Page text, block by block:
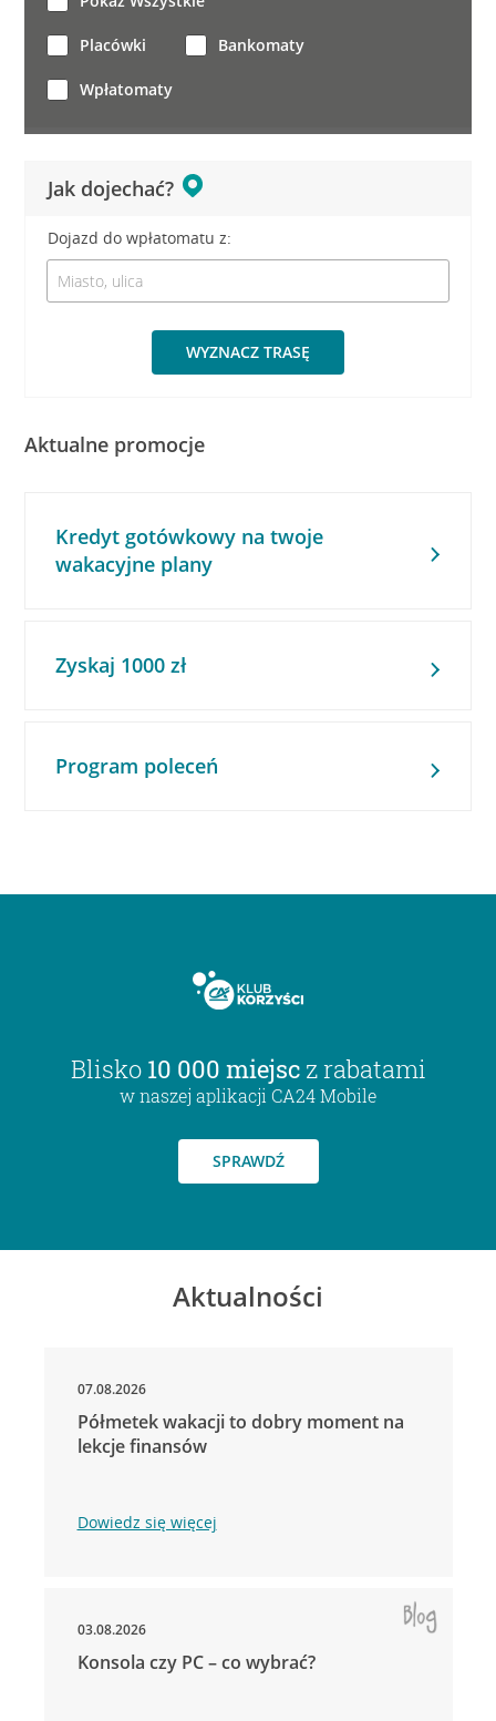
Jak dojechać?
Dojazd do wpłatomatu z:
WYZNACZ TRASĘ
Placówki Bankomaty
Wpłatomaty
Aktualne promocje
Kredyt gotówkowy na twoje
wakacyjne plany
Zyskaj 1000 zł
Program poleceń
Blisko 10 000 miejsc z rabatami
w naszej aplikacji CA24 Mobile
SPRAWDŹ
Aktualności
07.08.2026
Półmetek wakacji to dobry moment na
lekcje finansów
Dowiedz się więcej
03.08.2026
Konsola czy PC – co wybrać?